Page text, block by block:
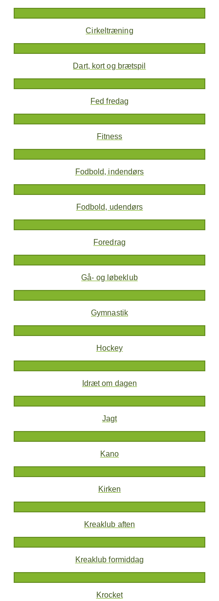
Cirkeltræning
Dart, kort og brætspil
Fed fredag
Fitness
Fodbold, indendørs
Fodbold, udendørs
Foredrag
Gå- og løbeklub
Gymnastik
Hockey
Idræt om dagen
Jagt
Kano
Kirken
Kreaklub aften
Kreaklub formiddag
Krocket